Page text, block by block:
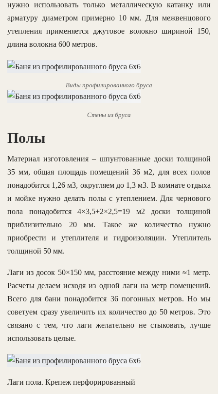
нужно использовать только металлическую катанку или
арматуру диаметром примерно 10 мм. Для межвенцового
утепления применяется джутовое волокно шириной 150,
длина волокна 600 метров.
Виды профилированного бруса
Стены из бруса
Полы
Материал изготовления – шпунтованные доски толщиной
35 мм, общая площадь помещений 36 м2, для всех полов
понадобится 1,26 м3, округляем до 1,3 м3. В комнате отдыха
и мойке нужно делать полы с утеплением. Для чернового
пола понадобится 4×3,5+2×2,5=19 м2 доски толщиной
приблизительно 20 мм. Такое же количество нужно
приобрести и утеплителя и гидроизоляции. Утеплитель
толщиной 50 мм.
Лаги из досок 50×150 мм, расстояние между ними ≈1 метр.
Расчеты делаем исходя из одной лаги на метр помещений.
Всего для бани понадобится 36 погонных метров. Но мы
советуем сразу увеличить их количество до 50 метров. Это
связано с тем, что лаги желательно не стыковать, лучше
использовать целые.
Лаги пола. Крепеж перфорированный